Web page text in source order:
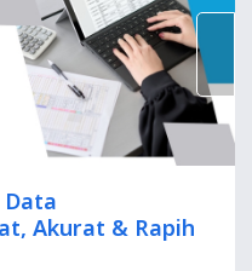
Akurat & Rapih